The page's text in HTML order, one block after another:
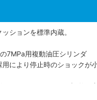
ションを標準内蔵。
7MPa用複動油圧シリンダ
用により停止時のショックが
により、クッション調整が